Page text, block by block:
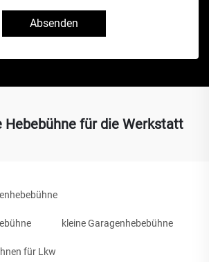
Absenden
Hebebühne für die Werkstatt
kleine Garagenhebebühne
für Lkw